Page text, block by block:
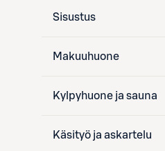
Sisustus
Makuuhuone
Kylpyhuone ja sauna
Käsityö ja askartelu